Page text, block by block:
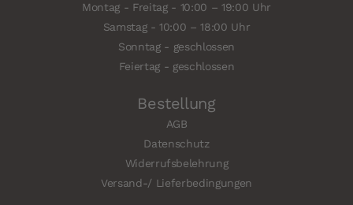
Montag - Freitag - 10:00 – 19:00 Uhr
Samstag - 10:00 – 18:00 Uhr
Sonntag - geschlossen
Feiertag - geschlossen
Bestellung
AGB
Datenschutz
Widerrufsbelehrung
Versand-/ Lieferbedingungen